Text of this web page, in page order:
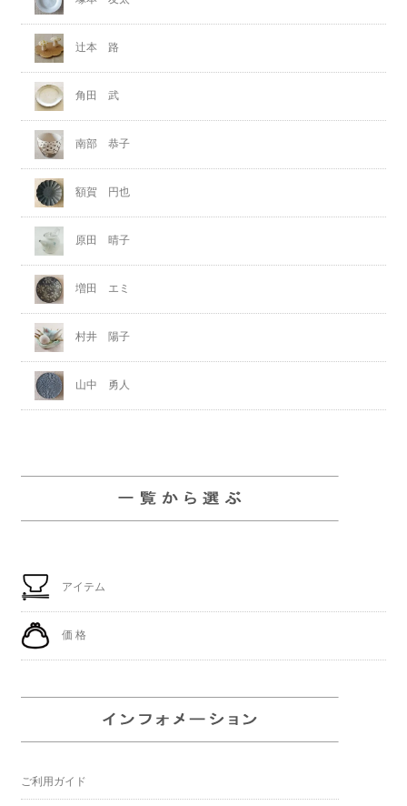
辻本 路
角田 武
南部 恭子
額賀 円也
原田 晴子
増田 エミ
村井 陽子
山中 勇人
アイテム
価 格
ご利用ガイド